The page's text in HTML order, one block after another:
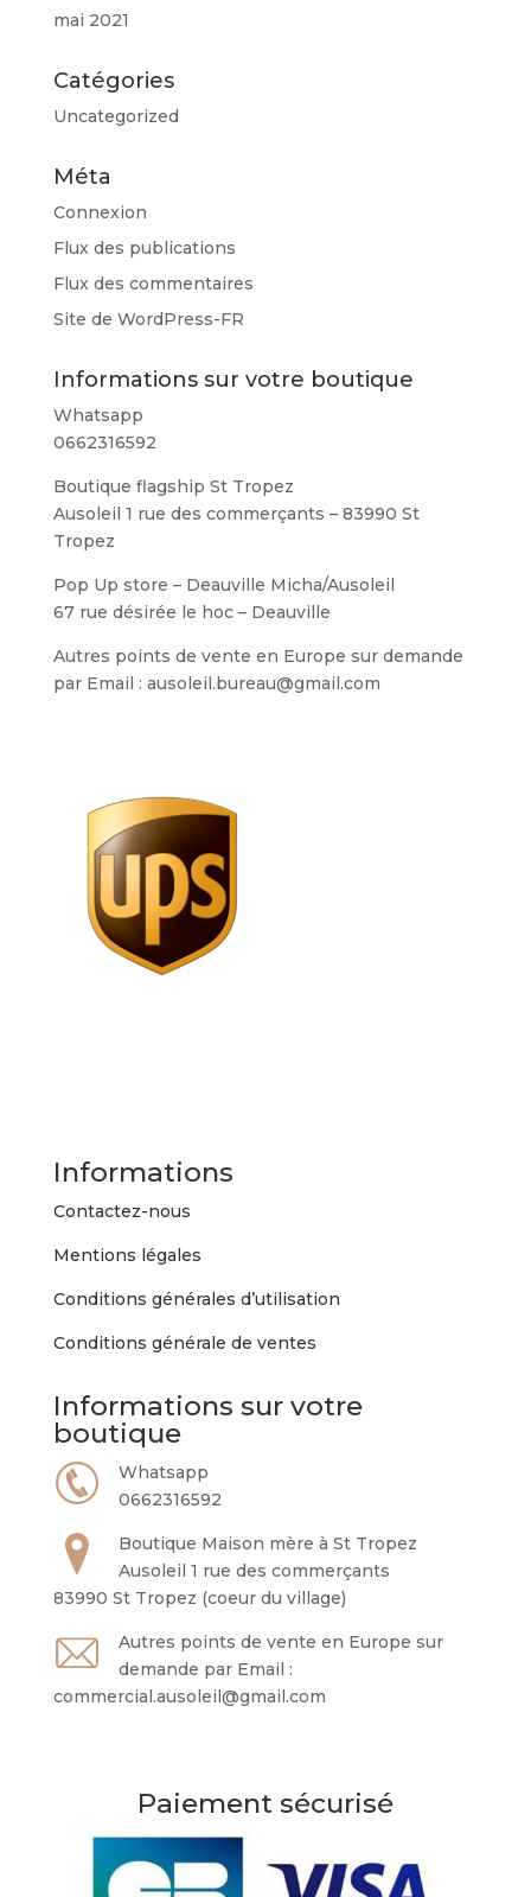
mai 2021
Catégories
Uncategorized
Méta
Connexion
Flux des publications
Flux des commentaires
Site de WordPress-FR
Informations sur votre boutique
Whatsapp
0662316592
Boutique flagship St Tropez
Ausoleil 1 rue des commerçants – 83990 St
Tropez
Pop Up store – Deauville Micha/Ausoleil
67 rue désirée le hoc – Deauville
Autres points de vente en Europe sur demande
par Email : ausoleil.bureau@gmail.com
Informations
Contactez-nous
Mentions légales
Conditions générales d’utilisation
Conditions générale de ventes
Informations sur votre
boutique
Whatsapp
0662316592
Boutique Maison mère à St Tropez
Ausoleil 1 rue des commerçants
83990 St Tropez (coeur du village)
Autres points de vente en Europe sur
demande par Email :
commercial.ausoleil@gmail.com
Paiement sécurisé